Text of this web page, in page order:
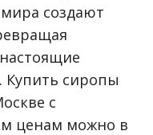
создают
Купить сиропы
с
ценам можно в